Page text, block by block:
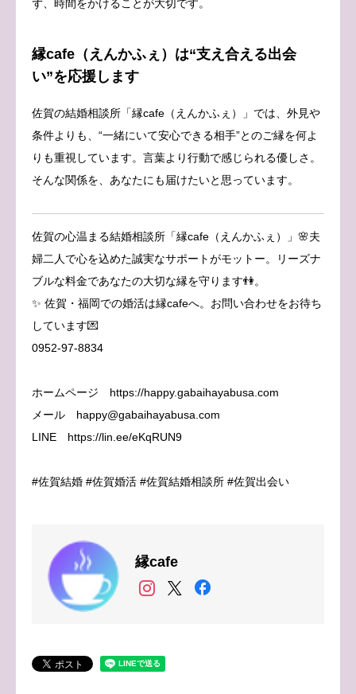
ず、時間をかけることが大切です。
縁cafe（えんかふぇ）は“支え合える出会
い”を応援します
佐賀の結婚相談所「縁cafe（えんかふぇ）」では、外見や
条件よりも、“一緒にいて安心できる相手”とのご縁を何よ
りも重視しています。言葉より行動で感じられる優しさ。
そんな関係を、あなたにも届けたいと思っています。
佐賀の心温まる結婚相談所「縁cafe（えんかふぇ）」🌸夫
婦二人で心を込めた誠実なサポートがモットー。リーズナ
ブルな料金であなたの大切な縁を守ります👫。
✨ 佐賀・福岡での婚活は縁cafeへ。お問い合わせをお待ち
しています💌
0952-97-8834
ホームページ https://happy.gabaihayabusa.com
メール happy@gabaihayabusa.com
LINE https://lin.ee/eKqRUN9
#佐賀結婚 #佐賀婚活 #佐賀結婚相談所 #佐賀出会い
縁cafe